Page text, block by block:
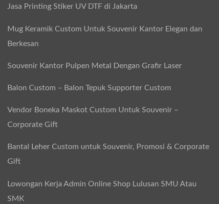
Jasa Printing Stiker UV DTF di Jakarta
Mug Keramik Custom Untuk Souvenir Kantor Elegan dan
Berkesan
Souvenir Kantor Pulpen Metal Dengan Grafir Laser
Balon Custom – Balon Tepuk Supporter Custom
Vendor Boneka Maskot Custom Untuk Souvenir –
Corporate Gift
Bantal Leher Custom untuk Souvenir, Promosi & Corporate
Gift
Lowongan Kerja Admin Online Shop Lulusan SMU Atau
SMK